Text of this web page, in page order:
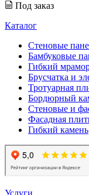
Под заказ
Каталог
Стеновые
Бамбуковые
Гибкий
Брусчатка и
Тротуарная
Бордюрный
Стеновые и
Фасадная
Гибкий камень